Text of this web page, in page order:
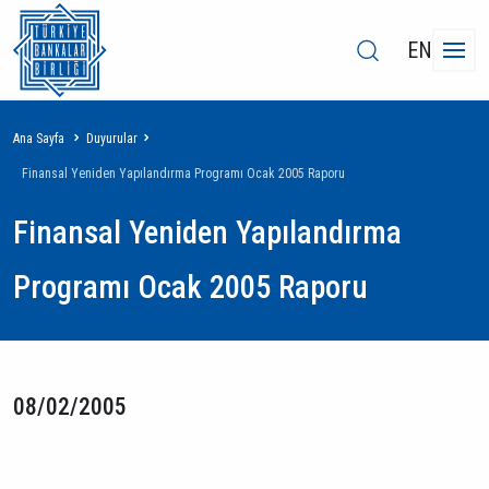
EN
Sayfa
yolu
Ana Sayfa Duyurular
Finansal Yeniden Yapılandırma Programı Ocak 2005 Raporu
Finansal Yeniden Yapılandırma
Programı Ocak 2005 Raporu
08/02/2005